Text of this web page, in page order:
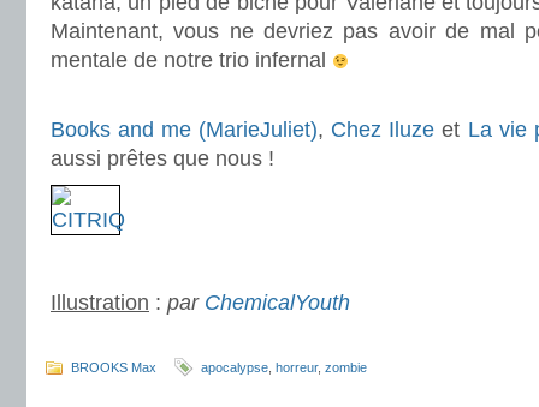
Maintenant, vous ne devriez pas avoir de mal
mentale de notre trio infernal
Books and me (MarieJuliet), Chez Iluze et La vie
aussi prêtes que nous !
Illustration : par ChemicalYouth
BROOKS Max apocalypse horreur, zombie